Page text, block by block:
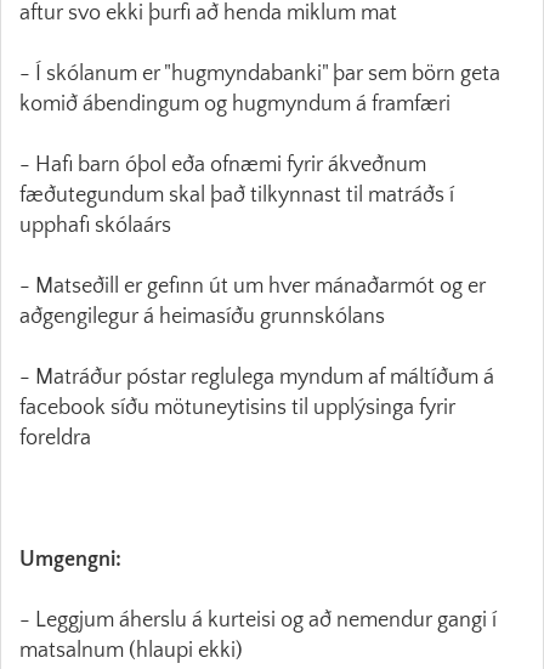
aftur svo ekki þurfi að henda miklum mat
- Í skólanum er "hugmyndabanki" þar sem börn geta
komið ábendingum og hugmyndum á framfæri
- Hafi barn óþol eða ofnæmi fyrir ákveðnum
fæðutegundum skal það tilkynnast til matráðs í
upphafi skólaárs
- Matseðill er gefinn út um hver mánaðarmót og er
aðgengilegur á heimasíðu grunnskólans
- Matráður póstar reglulega myndum af máltíðum á
facebook síðu mötuneytisins til upplýsinga fyrir
foreldra
Umgengni:
- Leggjum áherslu á kurteisi og að nemendur gangi í
matsalnum (hlaupi ekki)